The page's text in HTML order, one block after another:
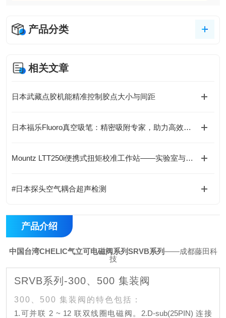
产品分类
相关文章
日本武藏点胶机能精准控制胶点大小与间距
日本福乐Fluoro真空吸笔：精密吸附专家，助力高效无损操作
Mountz LTT250i便携式扭矩校准工作站——实验室与现场两用配置
#日本探头空气耦合超声检测
产品介绍
中国台湾CHELIC气立可电磁阀系列SRVB系列——成都藤田科
技
SRVB系列-300、500 集装阀
300、500 集装阀的特色包括：
1.可并联 2 ~ 12 联双线圈电磁阀。 2.D-sub(25PIN) 连接